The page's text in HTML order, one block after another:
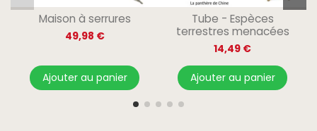
Maison à serrures
49,98 €
Ajouter au panier
Tube - Espèces
terrestres menacées
14,49 €
Ajouter au panier